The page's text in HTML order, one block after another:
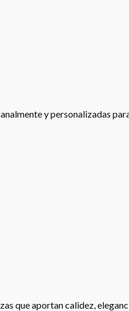
y personalizadas
que aportan calidez,